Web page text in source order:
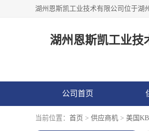
湖州恩斯凯工业技
公司首页
当前位置： 首页 > 供应商机 > 美国